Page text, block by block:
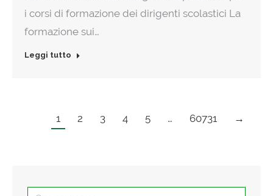
i corsi di formazione dei dirigenti scolastici La
formazione sui…
Leggi tutto
1 2 3 4 5 … 60731 →
Search